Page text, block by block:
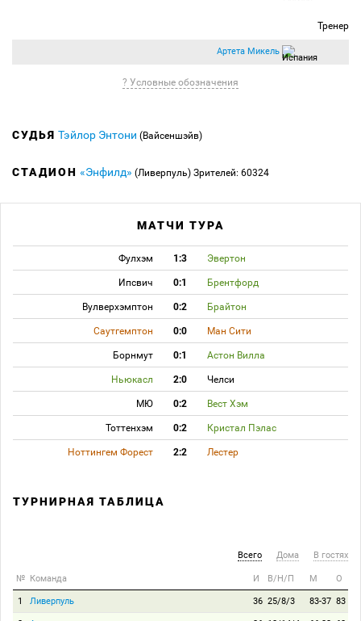
Тренер
Артета Микель
? Условные обозначения
СУДЬЯ Тэйлор Энтони (Вайсеншэйв)
СТАДИОН «Энфилд» (Ливерпуль) Зрителей: 60324
МАТЧИ ТУРА
Фулхэм 1:3 Эвертон
Ипсвич 0:1 Брентфорд
Вулверхэмптон 0:2 Брайтон
Саутгемптон 0:0 Ман Сити
Борнмут 0:1 Астон Вилла
Ньюкасл 2:0 Челси
МЮ 0:2 Вест Хэм
Тоттенхэм 0:2 Кристал Пэлас
Ноттингем Форест 2:2 Лестер
ТУРНИРНАЯ ТАБЛИЦА
Всего Дома В гостях
№ Команда И В/Н/П М О
1 Ливерпуль 36 25/8/3 83-37 83